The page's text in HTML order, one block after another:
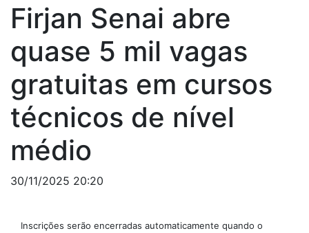
Firjan Senai abre
quase 5 mil vagas
gratuitas em cursos
técnicos de nível
médio
30/11/2025 20:20
Inscrições serão encerradas automaticamente quando o